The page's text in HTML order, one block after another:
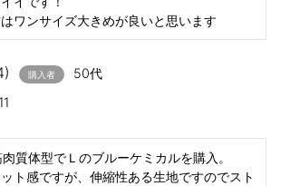
ワンサイズ大きめが良いと思います
購入者
50代
質体型でＬのブルーケミカルを購入。
ト感ですが、伸縮性ある生地ですのでスト